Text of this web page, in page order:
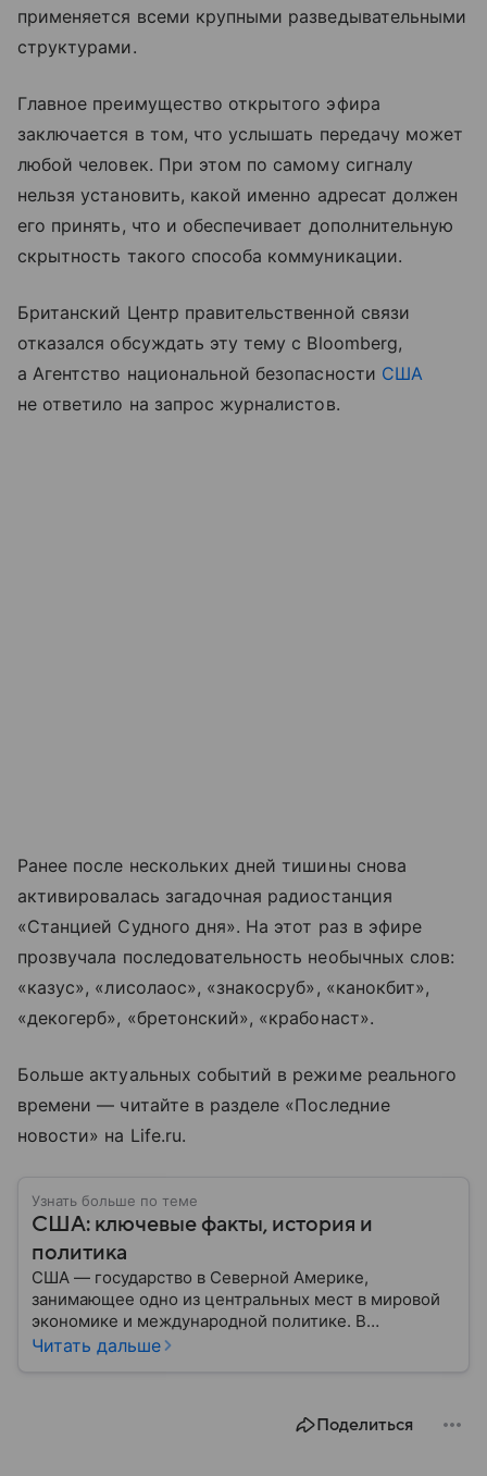
применяется всеми крупными разведывательными
структурами.
Главное преимущество открытого эфира
заключается в том, что услышать передачу может
любой человек. При этом по самому сигналу
нельзя установить, какой именно адресат должен
его принять, что и обеспечивает дополнительную
скрытность такого способа коммуникации.
Британский Центр правительственной связи
отказался обсуждать эту тему с Bloomberg,
а Агентство национальной безопасности США
не ответило на запрос журналистов.
Ранее после нескольких дней тишины снова
активировалась загадочная радиостанция
«Станцией Судного дня». На этот раз в эфире
прозвучала последовательность необычных слов:
«казус», «лисолаос», «знакосруб», «канокбит»,
«декогерб», «бретонский», «крабонаст».
Больше актуальных событий в режиме реального
времени — читайте в разделе «Последние
новости» на Life.ru.
Узнать больше по теме
США: ключевые факты, история и
политика
США — государство в Северной Америке,
занимающее одно из центральных мест в мировой
экономике и международной политике. В
материале — основные сведения об этой стране.
Читать дальше
Поделиться